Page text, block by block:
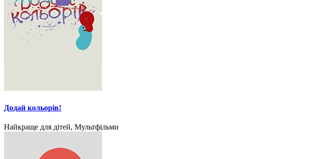
Додай кольорів!
Найкраще для дітей, Мультфільми